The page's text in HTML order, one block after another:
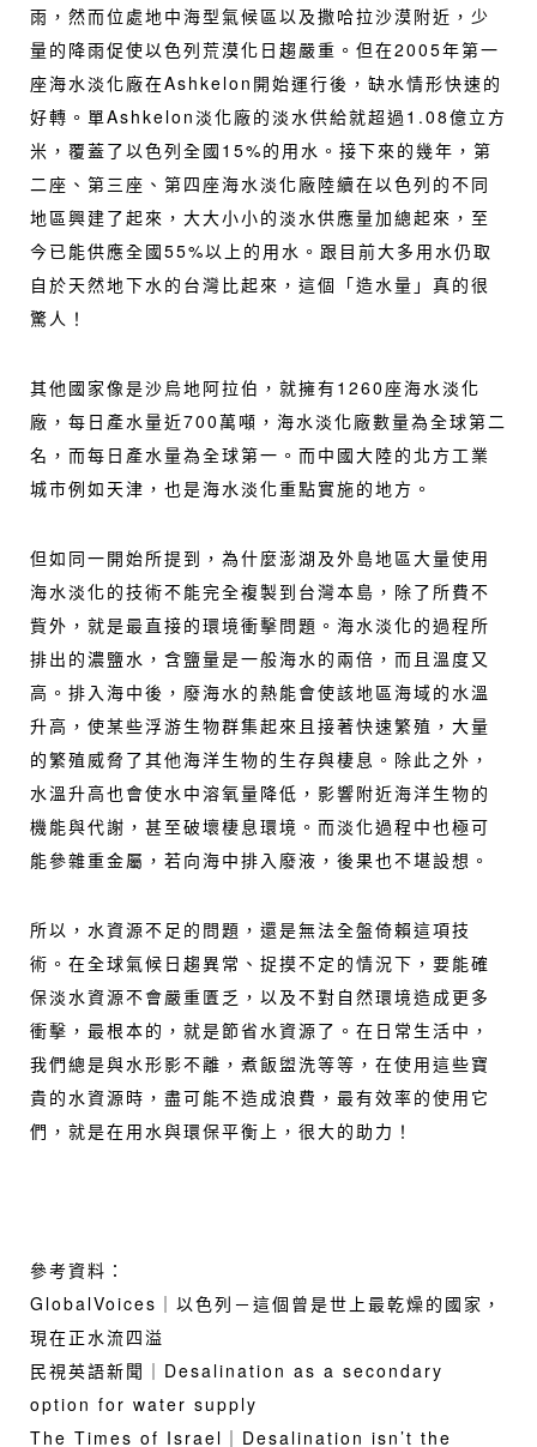
雨，然而位處地中海型氣候區以及撒哈拉沙漠附近，少
量的降雨促使以色列荒漠化日趨嚴重。但在2005年第一
座海水淡化廠在Ashkelon開始運行後，缺水情形快速的
好轉。單Ashkelon淡化廠的淡水供給就超過1.08億立方
米，覆蓋了以色列全國15%的用水。接下來的幾年，第
二座、第三座、第四座海水淡化廠陸續在以色列的不同
地區興建了起來，大大小小的淡水供應量加總起來，至
今已能供應全國55%以上的用水。跟目前大多用水仍取
自於天然地下水的台灣比起來，這個「造水量」真的很
驚人！
其他國家像是沙烏地阿拉伯，就擁有1260座海水淡化
廠，每日產水量近700萬噸，海水淡化廠數量為全球第二
名，而每日產水量為全球第一。而中國大陸的北方工業
城市例如天津，也是海水淡化重點實施的地方。
但如同一開始所提到，為什麼澎湖及外島地區大量使用
海水淡化的技術不能完全複製到台灣本島，除了所費不
貲外，就是最直接的環境衝擊問題。海水淡化的過程所
排出的濃鹽水，含鹽量是一般海水的兩倍，而且溫度又
高。排入海中後，廢海水的熱能會使該地區海域的水溫
升高，使某些浮游生物群集起來且接著快速繁殖，大量
的繁殖威脅了其他海洋生物的生存與棲息。除此之外，
水溫升高也會使水中溶氧量降低，影響附近海洋生物的
機能與代謝，甚至破壞棲息環境。而淡化過程中也極可
能參雜重金屬，若向海中排入廢液，後果也不堪設想。
所以，水資源不足的問題，還是無法全盤倚賴這項技
術。在全球氣候日趨異常、捉摸不定的情況下，要能確
保淡水資源不會嚴重匱乏，以及不對自然環境造成更多
衝擊，最根本的，就是節省水資源了。在日常生活中，
我們總是與水形影不離，煮飯盥洗等等，在使用這些寶
貴的水資源時，盡可能不造成浪費，最有效率的使用它
們，就是在用水與環保平衡上，很大的助力！
參考資料：
GlobalVoices｜以色列－這個曾是世上最乾燥的國家，
現在正水流四溢
民視英語新聞｜Desalination as a secondary
option for water supply
The Times of Israel｜Desalination isn’t the